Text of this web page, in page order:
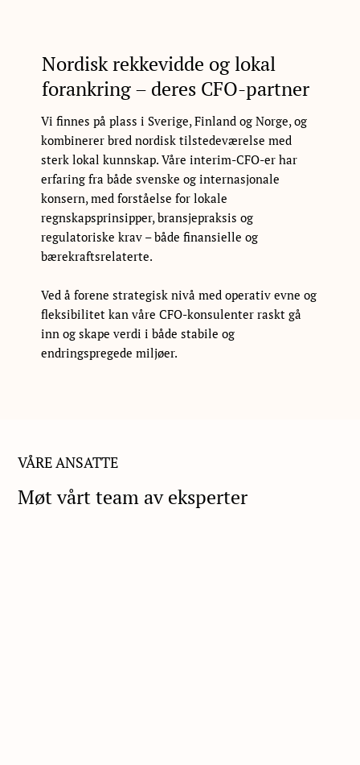
Nordisk rekkevidde og lokal
forankring – deres CFO-partner
Vi finnes på plass i Sverige, Finland og Norge, og
kombinerer bred nordisk tilstedeværelse med
sterk lokal kunnskap. Våre interim-CFO-er har
erfaring fra både svenske og internasjonale
konsern, med forståelse for lokale
regnskapsprinsipper, bransjepraksis og
regulatoriske krav – både finansielle og
bærekraftsrelaterte.
Ved å forene strategisk nivå med operativ evne og
fleksibilitet kan våre CFO-konsulenter raskt gå
inn og skape verdi i både stabile og
endringspregede miljøer.
VÅRE ANSATTE
Møt vårt team av eksperter